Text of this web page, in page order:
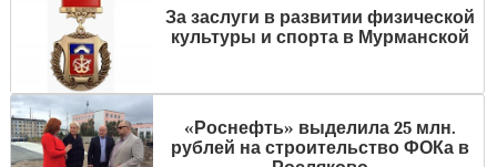
За заслуги в развитии физической
культуры и спорта в Мурманской
«Роснефть» выделила 25 млн.
рублей на строительство ФОКа в